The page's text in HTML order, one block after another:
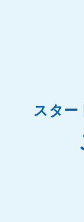
スター